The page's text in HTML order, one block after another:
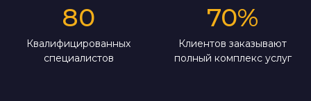
80
Квалифицированных
специалистов
70%
Клиентов заказывают
полный комплекс услуг